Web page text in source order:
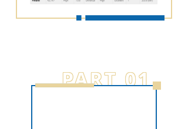
PART 01